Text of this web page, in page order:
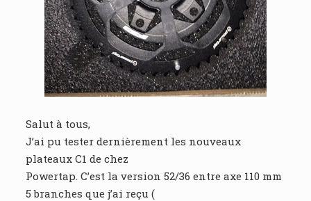
Salut à tous,
J’ai pu tester dernièrement les nouveaux
plateaux C1 de chez
Powertap. C’est la version 52/36 entre axe 110 mm
5 branches que j’ai reçu (